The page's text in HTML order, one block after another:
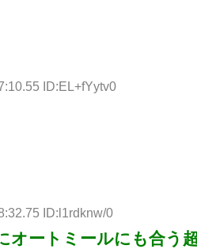
ID:EL+fYytv0
ID:l1rdknw/0
オートミールにも合う